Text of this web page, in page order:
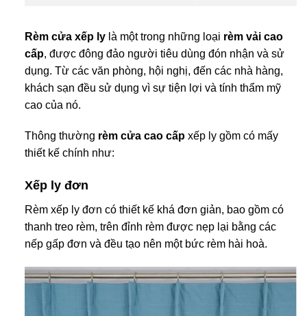
Rèm cửa xếp lylà một trong những loại rèm vải cao
cấp, được đông đảo người tiêu dùng đón nhận và sử
dụng. Từ các văn phòng, hội nghị, đến các nhà hàng,
khách sạn đều sử dụng vì sự tiện lợi và tính thẩm mỹ
cao của nó.
Thông thường rèm cửa cao cấpxếp ly gồm có mấy
thiết kế chính như:
Xếp ly đơn
Rèm xếp ly đơn có thiết kế khá đơn giản, bao gồm có
thanh treo rèm, trên đỉnh rèm được nẹp lại bằng các
nếp gấp đơn và đều tạo nên một bức rèm hài hoà.